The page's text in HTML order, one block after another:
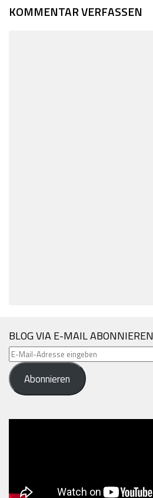
KOMMENTAR VERFASSEN
BLOG VIA E-MAIL ABONNIEREN
E-
Mail-
Adresse
eingeben
Abonnieren